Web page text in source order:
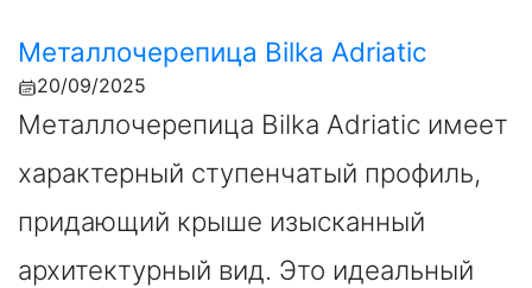
Металлочерепица Bilka Adriatic
20/09/2025
Металлочерепица Bilka Adriatic имеет
характерный ступенчатый профиль,
придающий крыше изысканный
архитектурный вид. Это идеальный